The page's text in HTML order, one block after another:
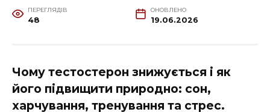
ПЕРЕГЛЯДІВ
48
ОНОВЛЕНО
19.06.2026
Чому тестостерон знижується і як
його підвищити природно: сон,
харчування, тренування та стрес.